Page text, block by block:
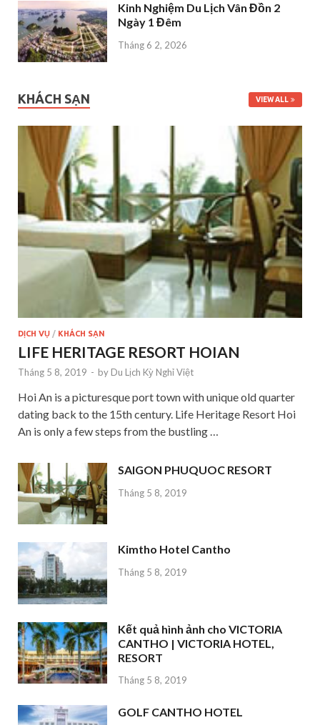
Kinh Nghiệm Du Lịch Vân Đồn 2
Ngày 1 Đêm
Tháng 6 2, 2026
KHÁCH SẠN VIEW ALL
DỊCH VỤ / KHÁCH SẠN
LIFE HERITAGE RESORT HOIAN
Tháng 5 8, 2019 - by Du Lịch Kỳ Nghỉ Việt
Hoi An is a picturesque port town with unique old quarter
dating back to the 15th century. Life Heritage Resort Hoi
An is only a few steps from the bustling …
SAIGON PHUQUOC RESORT
Tháng 5 8, 2019
Kimtho Hotel Cantho
Tháng 5 8, 2019
Kết quả hình ảnh cho VICTORIA
CANTHO | VICTORIA HOTEL,
RESORT
Tháng 5 8, 2019
GOLF CANTHO HOTEL